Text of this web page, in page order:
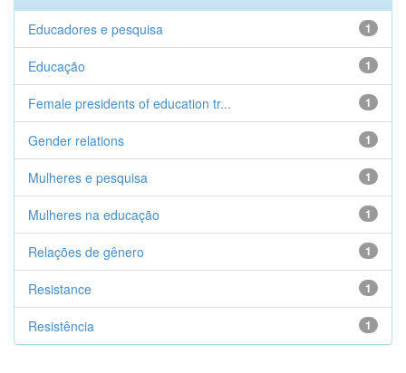
1
Educadores e pesquisa
1
Educação
1
Female presidents of education tr...
1
Gender relations
1
Mulheres e pesquisa
1
Mulheres na educação
1
Relações de gênero
1
Resistance
1
Resistência